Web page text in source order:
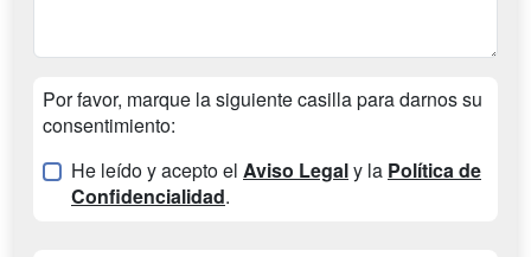
Por favor, marque la siguiente casilla para darnos su
consentimiento:
He leído y acepto el Aviso Legaly la Política de
Confidencialidad.